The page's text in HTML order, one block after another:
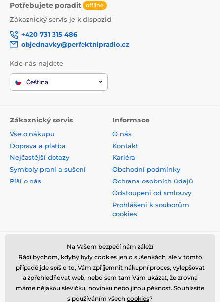
Potřebujete poradit offline
Zákaznický servis je k dispozici
+420 731 315 486
objednavky@perfektnipradlo.cz
Kde nás najdete
Čeština
Zákaznický servis
Vše o nákupu
Doprava a platba
Nejčastější dotazy
Symboly praní a sušení
Píší o nás
Informace
O nás
Kontakt
Kariéra
Obchodní podmínky
Ochrana osobních údajů
Odstoupení od smlouvy
Prohlášení k souborům
cookies
Bezpečná platba kartou
Na Vašem bezpečí nám záleží
Rádi bychom, kdyby byly cookies jen o sušenkách, ale v tomto
případě jde spíš o to, Vám zpříjemnit nákupní proces, vylepšovat
a zpřehledňovat web, nebo sem tam Vám ukázat, že zrovna
máme nějakou slevičku, novinku nebo jinou pěknost. Souhlasíte
s používáním všech cookies?